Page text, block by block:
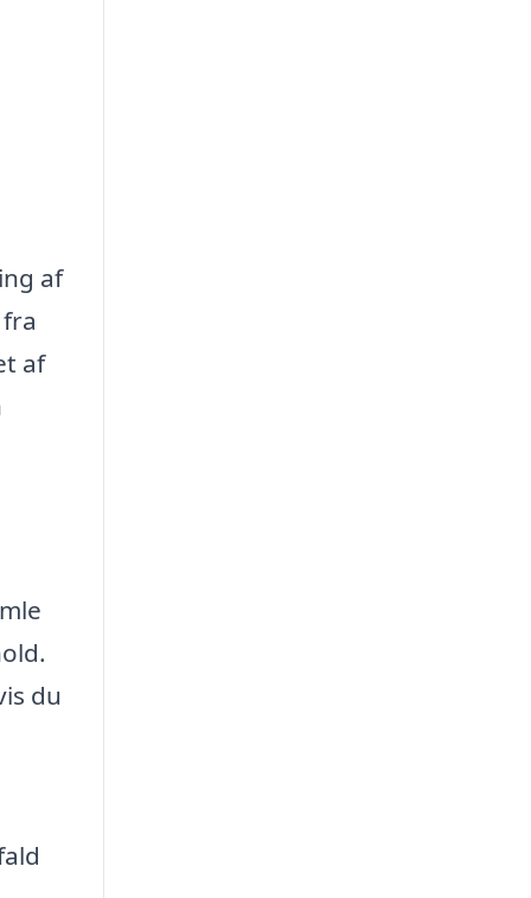
af
af
du